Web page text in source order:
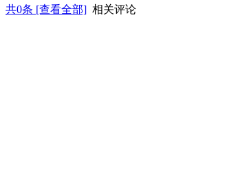
共0条 [查看全部] 相关评论